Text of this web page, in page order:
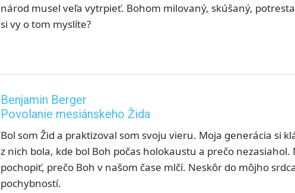
národ musel veľa vytrpieť. Bohom milovaný, skúšaný,
si vy o tom myslíte?
Benjamin Berger
Povolanie mesiánskeho Žida
Bol som Žid a praktizoval som svoju vieru. Moja generácia si
z nich bola, kde bol Boh počas holokaustu a prečo nezasiahol.
pochopiť, prečo Boh v našom čase mlčí. Neskôr do môjho
pochybností.